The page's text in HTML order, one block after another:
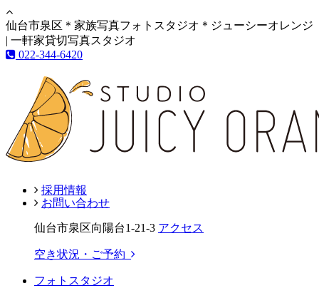
仙台市泉区＊家族写真フォトスタジオ＊ジューシーオレンジ
| 一軒家貸切写真スタジオ
022-344-6420
採用情報
お問い合わせ
仙台市泉区向陽台1-21-3 アクセス
空き状況・ご予約
フォトスタジオ